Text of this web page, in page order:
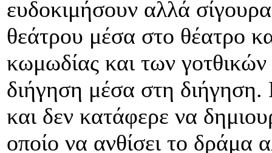
ευδοκιμήσουν αλλά
θεάτρου μέσα στο θέατρο
κωμωδίας και των
διήγηση μέσα στη
και δεν κατάφερε να
οποίο να ανθίσει το δράμα